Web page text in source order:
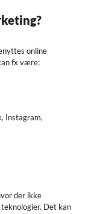
online
fx være:
Instagram,
der ikke
Det kan